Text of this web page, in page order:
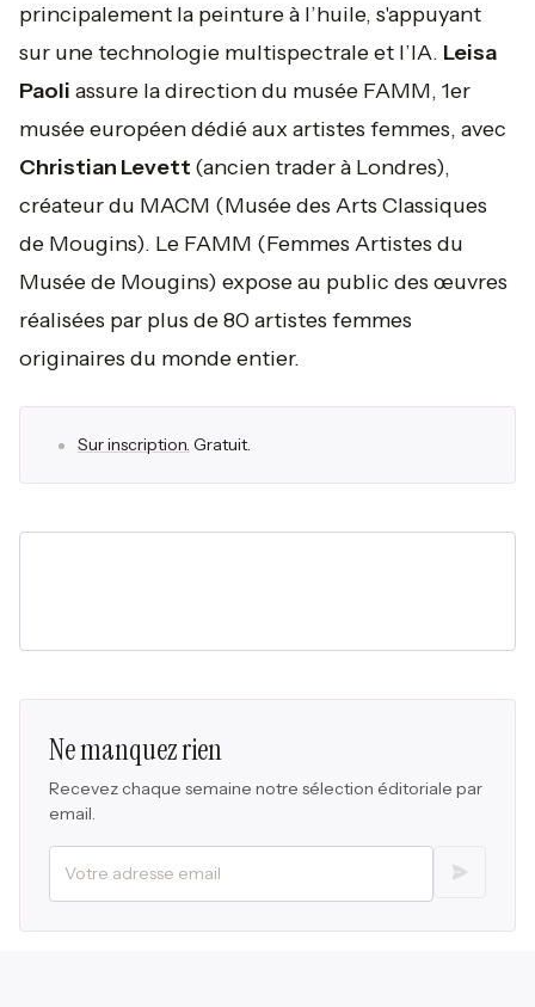
principalement la peinture à l’huile, s'appuyant
sur une technologie multispectrale et l’IA. Leisa
Paoli assure la direction du musée FAMM, 1er
musée européen dédié aux artistes femmes, avec
Christian Levett (ancien trader à Londres),
créateur du MACM (Musée des Arts Classiques
de Mougins). Le FAMM (Femmes Artistes du
Musée de Mougins) expose au public des œuvres
réalisées par plus de 80 artistes femmes
originaires du monde entier.
Sur inscription. Gratuit.
Ne manquez rien
Recevez chaque semaine notre sélection éditoriale par
email.